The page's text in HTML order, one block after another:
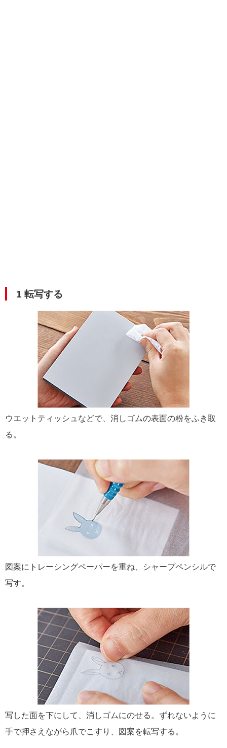
1 転写する
ウエットティッシュなどで、消しゴムの表面の粉をふき取
る。
図案にトレーシングペーパーを重ね、シャープペンシルで
写す。
写した面を下にして、消しゴムにのせる。ずれないように
手で押さえながら爪でこすり、図案を転写する。